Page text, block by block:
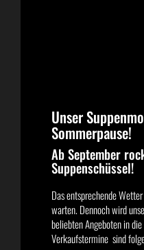
Unser
Sommerpause!
Ab September
Suppenschüssel!
Das entsprechende
warten. Dennoch wird
beliebten Angeboten in
Verkaufstermine sind